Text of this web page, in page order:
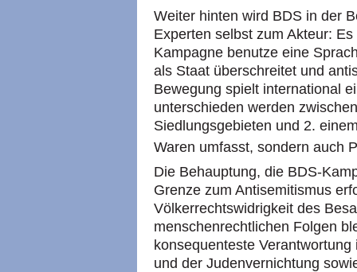
Weiter hinten wird BDS in der
Experten selbst zum Akteur:
Kampagne benutze eine
als Staat überschreitet und
Bewegung spielt international
unterschieden werden
Siedlungsgebieten und 2.
Waren umfasst, sondern auch
Die Behauptung, die BDS-
Grenze zum Antisemitismus
Völkerrechtswidrigkeit des
menschenrechtlichen Folgen
konsequenteste
und der Judenvernichtung